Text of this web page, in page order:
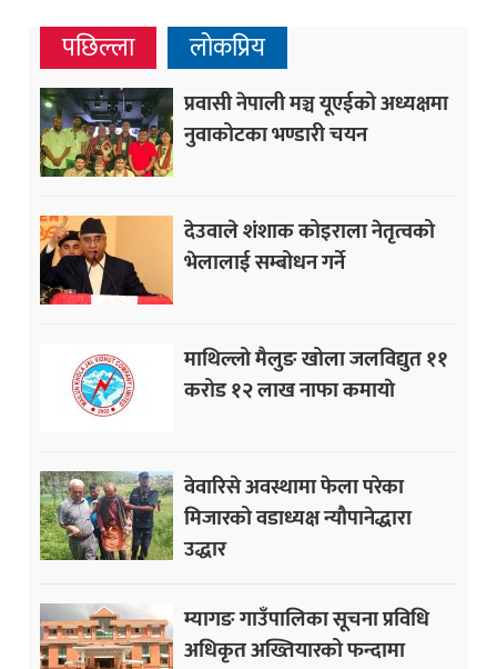
पछिल्ला लोकप्रिय
प्रवासी नेपाली मञ्च यूएईको अध्यक्षमा
नुवाकोटका भण्डारी चयन
देउवाले शंशाक कोइराला नेतृत्वको
भेलालाई सम्बोधन गर्ने
माथिल्लो मैलुङ खोला जलविद्युत ११
करोड १२ लाख नाफा कमायाे
वेवारिसे अवस्थामा फेला परेका
मिजारको वडाध्यक्ष न्यौपानेद्धारा
उद्धार
म्यागङ गाउँपालिका सूचना प्रविधि
अधिकृत अख्तियारको फन्दामा